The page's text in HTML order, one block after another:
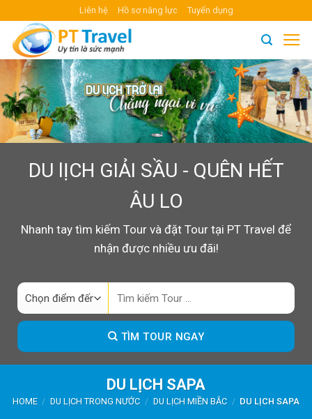
content
Liên hệ Hồ sơ năng lực Tuyển dụng
DU lỊCH GIẢI SẦU - QUÊN HẾT
ÂU LO
Nhanh tay tìm kiếm Tour và đặt Tour tại PT Travel để
nhận được nhiều ưu đãi!
TÌM TOUR NGAY
DU LỊCH SAPA
HOME / DU LỊCH TRONG NƯỚC / DU LỊCH MIỀN BẮC / DU LỊCH SAPA